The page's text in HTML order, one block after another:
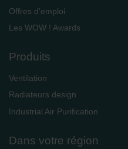
Offres d'emploi
Les WOW ! Awards
Produits
Ventilation
Radiateurs design
Industrial Air Purification
Dans votre région